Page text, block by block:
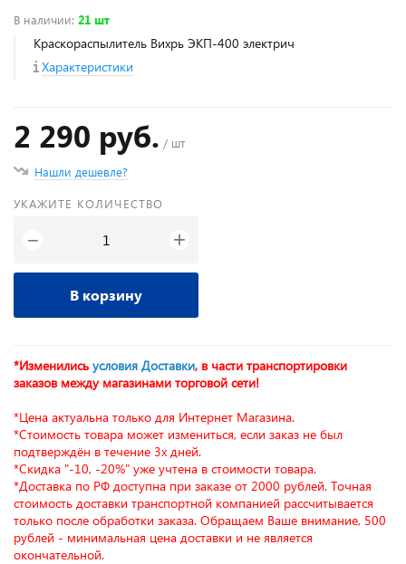
В наличии: 21 шт
Краскораспылитель Вихрь ЭКП-400 электрич
Характеристики
2 290 руб. / шт
Нашли дешевле?
УКАЖИТЕ КОЛИЧЕСТВО
− +
В корзину
*Изменились условия Доставки, в части транспортировки
заказов между магазинами торговой сети!
*Цена актуальна только для Интернет Магазина.
*Стоимость товара может измениться, если заказ не был
подтверждён в течение 3х дней.
*Скидка "-10, -20%" уже учтена в стоимости товара.
*Доставка по РФ доступна при заказе от 2000 рублей. Точная
стоимость доставки транспортной компанией рассчитывается
только после обработки заказа. Обращаем Ваше внимание, 500
рублей - минимальная цена доставки и не является
окончательной.